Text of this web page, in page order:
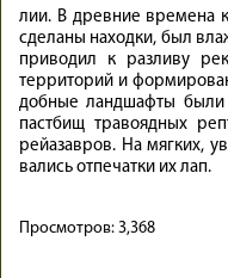
лии. В древ­ние вре­ме­на
сде­ла­ны на­ход­ки, был
при­во­дил к раз­ли­ву
тер­ри­то­рий и
доб­ные ланд­шаф­ты
паст­бищ тра­во­яд­ных
рейа­зав­ров. На мяг­ких,
ва­лись от­пе­чат­ки их лап.
Просмотров: 3,368